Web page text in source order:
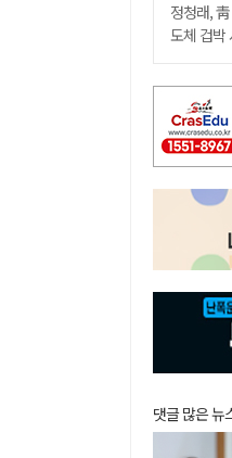
정청래,
도체 겁박
댓글 많은 뉴